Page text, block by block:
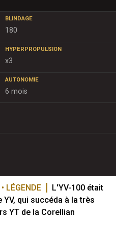
BLINDAGE
180
HYPERPROPULSION
x3
AUTONOMIE
6 mois
LÉGENDE
L'YV-100 était
YV, qui succéda à la très
YT de la Corellian